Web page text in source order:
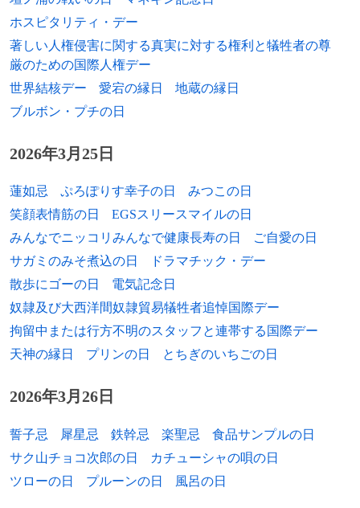
1982年 松下幸司、俳優
1982年 アーロン・ヒル、元プロ野球選手
1982年 92、歌手（GRe4N BOYZ）
1984年 平井“ファラオ”光、お笑い芸人（馬鹿よ貴
1984年 ワーナー・マドリガル、プロ野球選手
1985年 エイドリアン・ピーターソン、アメリカン
フットボール選手
1985年 ウイルソン、サッカー選手
1986年 根本朋久、元プロ野球選手
1987年 高崎紗緒梨、バレーボール選手
ホスピタリティ・デー
著しい人権侵害に関する真実に対する権利と犠牲者の尊
厳のための国際人権デー
世界結核デー
愛宕の縁日
地蔵の縁日
ブルボン・プチの日
2026年3月25日
蓮如忌 ぷろぽりす幸子の日
みつこの日
笑顔表情筋の日
EGSスリースマイルの日
みんなでニッコリみんなで健康長寿の日
ご自愛の日
サガミのみそ煮込の日
ドラマチック・デー
散歩にゴーの日
電気記念日
奴隷及び大西洋間奴隷貿易犠牲者追悼国際デー
拘留中または行方不明のスタッフと連帯する国際デー
天神の縁日
プリンの日 とちぎのいちごの日
2026年3月26日
誓子忌 犀星忌 鉄幹忌 楽聖忌
食品サンプルの日
サク山チョコ次郎の日
カチューシャの唄の日
ツローの日
プルーンの日 風呂の日